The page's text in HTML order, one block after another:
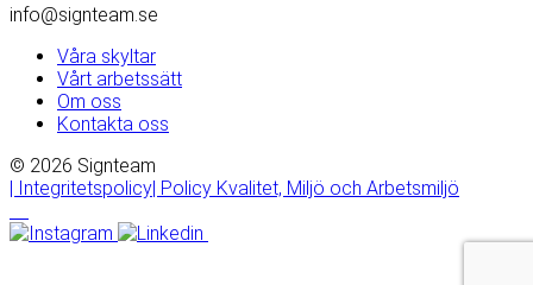
info@signteam.se
Våra skyltar
Vårt arbetssätt
Om oss
Kontakta oss
© 2026 Signteam
| Integritetspolicy| Policy Kvalitet, Miljö och Arbetsmiljö